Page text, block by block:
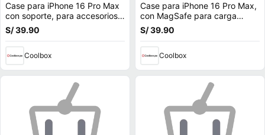
Case para iPhone 16 Pro Max
con soporte, para accesorios
magnéticos, rígido, mate
traslúcido azul
S/ 39.90
Coolbox
Case para iPhone 16 Pro Max,
con MagSafe para carga
inalámbrica, para accesorios
magnéticos, rígido, mate
S/ 39.90
Coolbox